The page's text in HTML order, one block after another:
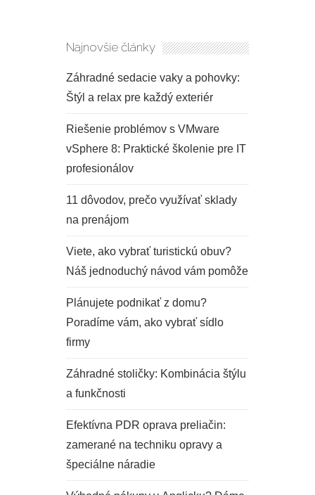
Najnovšie články
Záhradné sedacie vaky a pohovky:
Štýl a relax pre každý exteriér
Riešenie problémov s VMware
vSphere 8: Praktické školenie pre IT
profesionálov
11 dôvodov, prečo využívať sklady
na prenájom
Viete, ako vybrať turistickú obuv?
Náš jednoduchý návod vám pomôže
Plánujete podnikať z domu?
Poradíme vám, ako vybrať sídlo
firmy
Záhradné stoličky: Kombinácia štýlu
a funkčnosti
Efektívna PDR oprava preliačin:
zamerané na techniku opravy a
špeciálne náradie